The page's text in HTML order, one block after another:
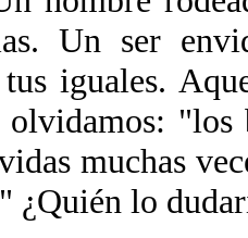
Un ser
iguales.
olvidamos:
muchas
¿Quién lo